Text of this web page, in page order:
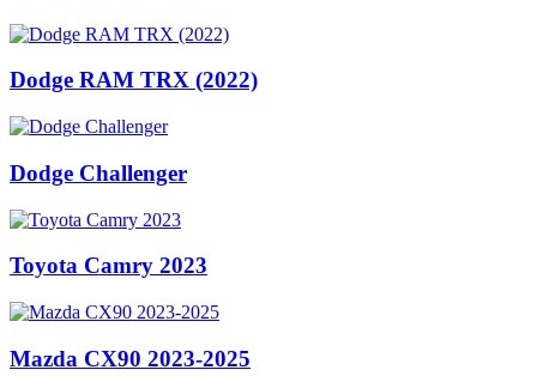
Dodge RAM TRX (2022)
Dodge Challenger
Toyota Camry 2023
Mazda CX90 2023-2025